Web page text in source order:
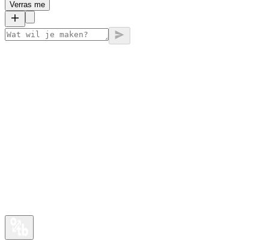
Verras me